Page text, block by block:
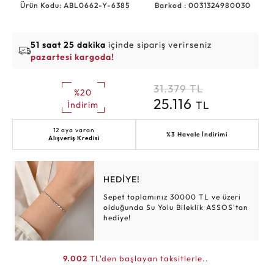
Ürün Kodu: ABL0662-Y-6385 Barkod : 0031324980030
51 saat 25 dakika içinde sipariş verirseniz
pazartesi kargoda!
%20
İndirim
31.379 TL
25.116TL
12 aya varan
Alışveriş Kredisi
%3 Havale İndirimi
HEDİYE!
Sepet toplamınız 30000 TL ve üzeri
olduğunda Su Yolu Bileklik ASSOS'tan
hediye!
9.002 TL'den başlayan taksitlerle..